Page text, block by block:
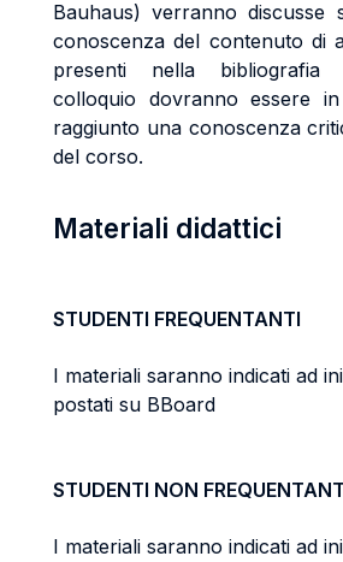
Bauhaus) verranno discusse
conoscenza del contenuto di
presenti nella bibliografia
colloquio dovranno essere
raggiunto una conoscenza
del corso.
Materiali didattici
STUDENTI FREQUENTANTI
I materiali saranno indicati ad
postati su BBoard
STUDENTI NON
I materiali saranno indicati ad